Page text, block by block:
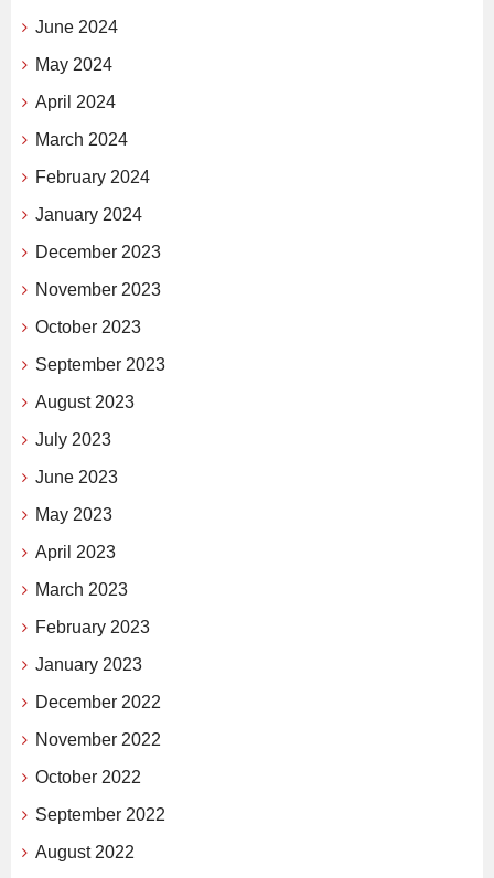
June 2024
May 2024
April 2024
March 2024
February 2024
January 2024
December 2023
November 2023
October 2023
September 2023
August 2023
July 2023
June 2023
May 2023
April 2023
March 2023
February 2023
January 2023
December 2022
November 2022
October 2022
September 2022
August 2022